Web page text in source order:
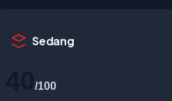
Sedang
/100